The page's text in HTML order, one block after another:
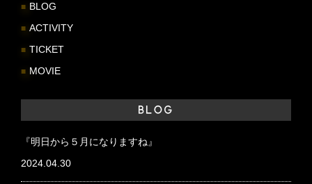
BLOG
ACTIVITY
TICKET
MOVIE
BLOG
『明日から５月になりますね』
2024.04.30